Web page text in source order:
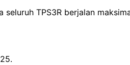
TPS3R berjalan